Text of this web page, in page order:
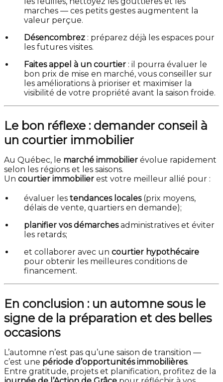
marches — ces petits gestes augmentent la
valeur perçue.
Désencombrez : préparez déjà les espaces pour
les futures visites.
Faites appel à un courtier : il pourra évaluer le
bon prix de mise en marché, vous conseiller sur
les améliorations à prioriser et maximiser la
visibilité de votre propriété avant la saison froide.
Le bon réflexe : demander conseil à
un courtier immobilier
Au Québec, le marché immobilier évolue rapidement
selon les régions et les saisons.
Un courtier immobilier est votre meilleur allié pour :
évaluer les tendances locales(prix moyens,
délais de vente, quartiers en demande);
planifier vos démarchesadministratives et éviter
les retards;
et collaborer avec un courtier hypothécaire
pour obtenir les meilleures conditions de
financement.
En conclusion : un automne sous le
signe de la préparation et des belles
occasions
L’automne n’est pas qu’une saison de transition —
c’est une période d’opportunités immobilières.
Entre gratitude, projets et planification, profitez de la